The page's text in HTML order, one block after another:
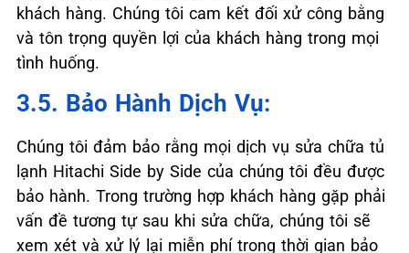
khách hàng. Chúng tôi cam kết đối xử công bằng
và tôn trọng quyền lợi của khách hàng trong mọi
tình huống.
3.5. Bảo Hành Dịch Vụ:
Chúng tôi đảm bảo rằng mọi dịch vụ sửa chữa tủ
lạnh Hitachi Side by Side của chúng tôi đều được
bảo hành. Trong trường hợp khách hàng gặp phải
vấn đề tương tự sau khi sửa chữa, chúng tôi sẽ
xem xét và xử lý lại miễn phí trong thời gian bảo